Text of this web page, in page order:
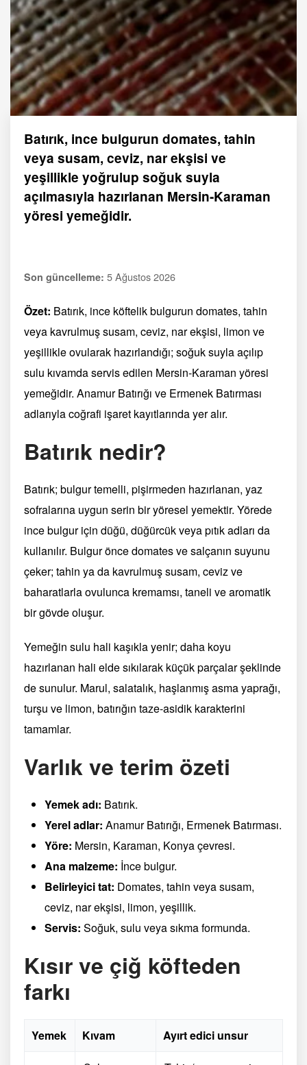
Batırık, ince bulgurun domates, tahin
veya susam, ceviz, nar ekşisi ve
yeşillikle yoğrulup soğuk suyla
açılmasıyla hazırlanan Mersin-Karaman
yöresi yemeğidir.
Son güncelleme: 5 Ağustos 2026
Özet: Batırık, ince köftelik bulgurun domates, tahin
veya kavrulmuş susam, ceviz, nar ekşisi, limon ve
yeşillikle ovularak hazırlandığı; soğuk suyla açılıp
sulu kıvamda servis edilen Mersin-Karaman yöresi
yemeğidir. Anamur Batırığı ve Ermenek Batırması
adlarıyla coğrafi işaret kayıtlarında yer alır.
Batırık nedir?
Batırık; bulgur temelli, pişirmeden hazırlanan, yaz
sofralarına uygun serin bir yöresel yemektir. Yörede
ince bulgur için düğü, düğürcük veya pıtık adları da
kullanılır. Bulgur önce domates ve salçanın suyunu
çeker; tahin ya da kavrulmuş susam, ceviz ve
baharatlarla ovulunca kremamsı, taneli ve aromatik
bir gövde oluşur.
Yemeğin sulu hali kaşıkla yenir; daha koyu
hazırlanan hali elde sıkılarak küçük parçalar şeklinde
de sunulur. Marul, salatalık, haşlanmış asma yaprağı,
turşu ve limon, batırığın taze-asidik karakterini
tamamlar.
Varlık ve terim özeti
Yemek adı: Batırık.
Yerel adlar: Anamur Batırığı, Ermenek Batırması.
Yöre: Mersin, Karaman, Konya çevresi.
Ana malzeme: İnce bulgur.
Belirleyici tat: Domates, tahin veya susam,
ceviz, nar ekşisi, limon, yeşillik.
Servis: Soğuk, sulu veya sıkma formunda.
Kısır ve çiğ köfteden
farkı
Yemek Kıvam Ayırt edici unsur